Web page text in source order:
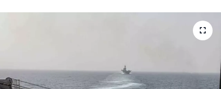
KADIN